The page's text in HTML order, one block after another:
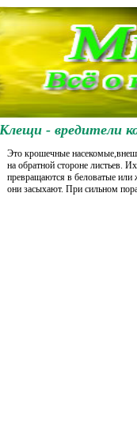
Клещи - вредители
Это крошечные
на обратной стороне листьев.
превращаются в беловатые или
они засыхают. При сильном